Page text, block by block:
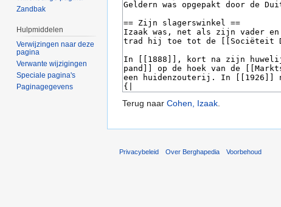
Terug naar Cohen, Izaak.
Zandbak
Hulpmiddelen
Verwijzingen naar deze
pagina
Verwante wijzigingen
Speciale pagina's
Paginagegevens
Privacybeleid Over Berghapedia Voorbehoud